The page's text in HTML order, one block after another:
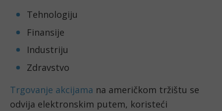
Tehnologiju
Finansije
Industriju
Zdravstvo
Trgovanje akcijama na američkom tržištu se
odvija elektronskim putem, koristeći